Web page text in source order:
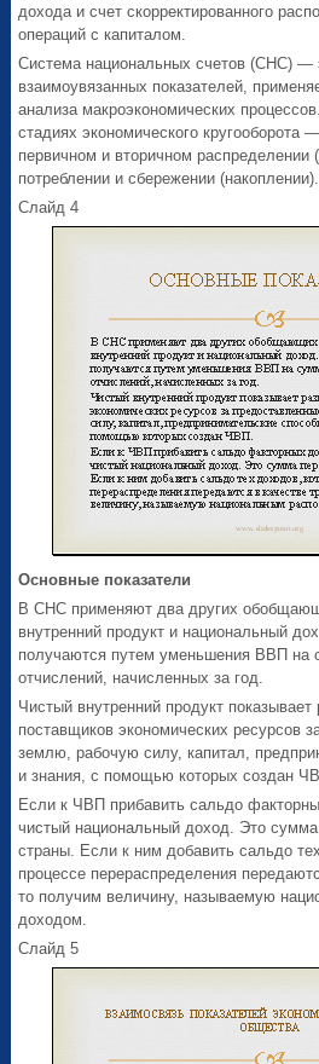
дохода и счет скорректированного
операций с капиталом.
Система национальных счетов (СНС) —
взаимоувязанных показателей,
анализа макроэкономических
стадиях экономического кругооборота
первичном и вторичном распределении
потреблении и сбережении (накоплении).
Слайд 4
Основные показатели
В СНС применяют два других
внутренний продукт и национальный
получаются путем уменьшения ВВП на
отчислений, начисленных за год.
Чистый внутренний продукт
поставщиков экономических ресурсов
землю, рабочую силу, капитал,
и знания, с помощью которых создан
Если к ЧВП прибавить сальдо
чистый национальный доход. Это
страны. Если к ним добавить сальдо
процессе перераспределения
то получим величину, называемую
доходом.
Слайд 5